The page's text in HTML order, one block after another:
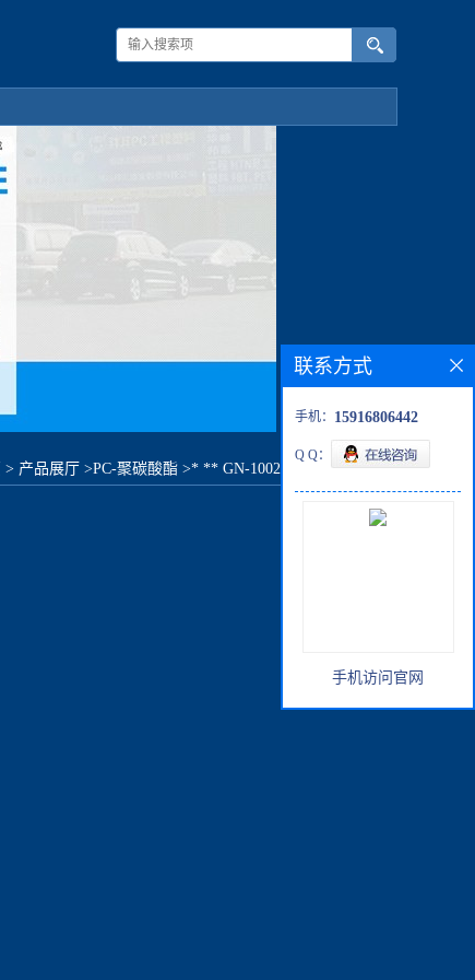
> 产品展厅 >PC-聚碳酸酯 >* ** GN-1002FH NP原料价格
联系方式
手机： 15916806442
Q Q：
手机访问官网